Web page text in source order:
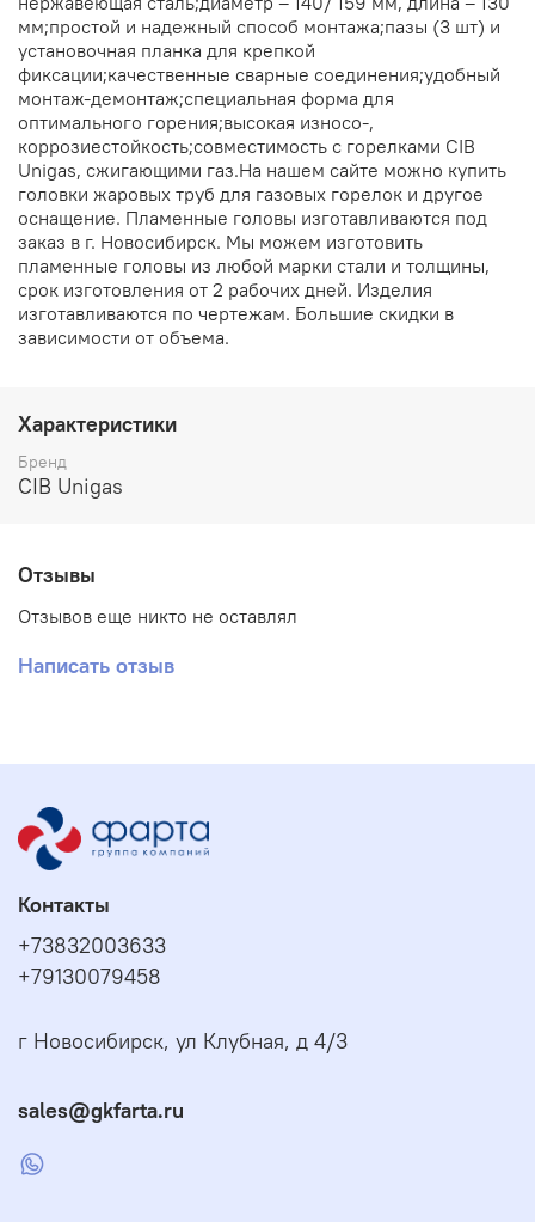
мм;простой и надежный способ монтажа;пазы (3 шт) и
установочная планка для крепкой
фиксации;качественные сварные соединения;удобный
монтаж-демонтаж;специальная форма для
оптимального горения;высокая износо-,
коррозиестойкость;совместимость с горелками CIB
Unigas, сжигающими газ.На нашем сайте можно купить
головки жаровых труб для газовых горелок и другое
оснащение. Пламенные головы изготавливаются под
заказ в г. Новосибирск. Мы можем изготовить
пламенные головы из любой марки стали и толщины,
срок изготовления от 2 рабочих дней. Изделия
изготавливаются по чертежам. Большие скидки в
зависимости от объема.
Характеристики
Бренд
CIB Unigas
Отзывы
Отзывов еще никто не оставлял
Написать отзыв
Контакты
+73832003633
+79130079458
г Новосибирск, ул Клубная, д 4/3
sales@gkfarta.ru